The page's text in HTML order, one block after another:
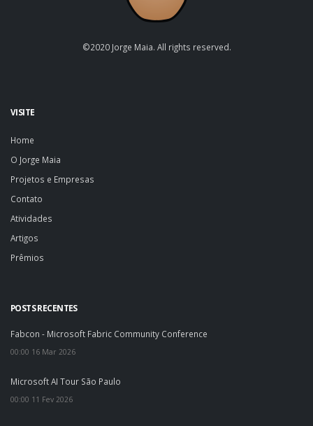
©2020 Jorge Maia. All rights reserved.
VISITE
Home
O Jorge Maia
Projetos e Empresas
Contato
Atividades
Artigos
Prêmios
POSTS RECENTES
Fabcon - Microsoft Fabric Community Conference
00:00 16 Mar 2026
Microsoft AI Tour São Paulo
00:00 11 Fev 2026